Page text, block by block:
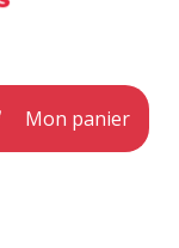
Mon panier